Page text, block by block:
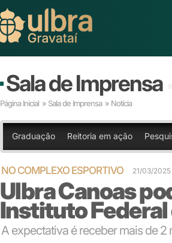
Sala de Imprensa
Página Inicial » Sala de Imprensa » Notícia
Graduação Reitoria em ação
NO COMPLEXO ESPORTIVO 21/03/2025
Ulbra Canoas
Instituto Federal
A expectativa é receber mais de